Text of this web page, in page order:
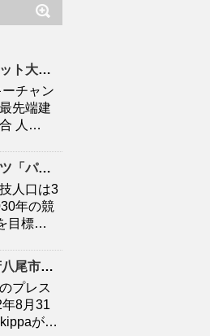
最先端建設ロボット大集合
チャン
先端建
人…
調布に新スポーツ「パデル」施設 「キャプテン翼」高橋陽一さん手がける – 調布経済新聞
人口は3
年の競
目標…
akippaが大阪府八尾市と連携協定を締結！駐車場シェアを活かしたにぎわいの創出と関係
プレス
8月31
が…